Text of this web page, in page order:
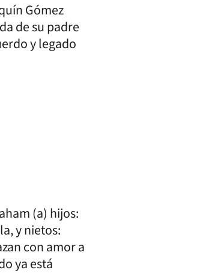
Gómez
de su padre
y legado
(a) hijos:
y nietos:
con amor a
ya está